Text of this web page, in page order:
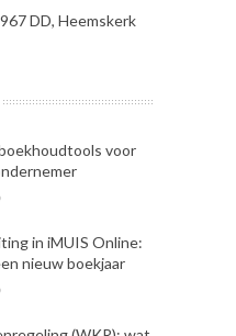
DD, Heemskerk
voor
in iMUIS Online:
nieuw boekjaar